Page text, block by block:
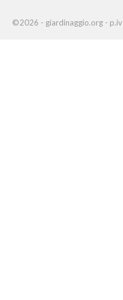
©2026 - giardinaggio.org -